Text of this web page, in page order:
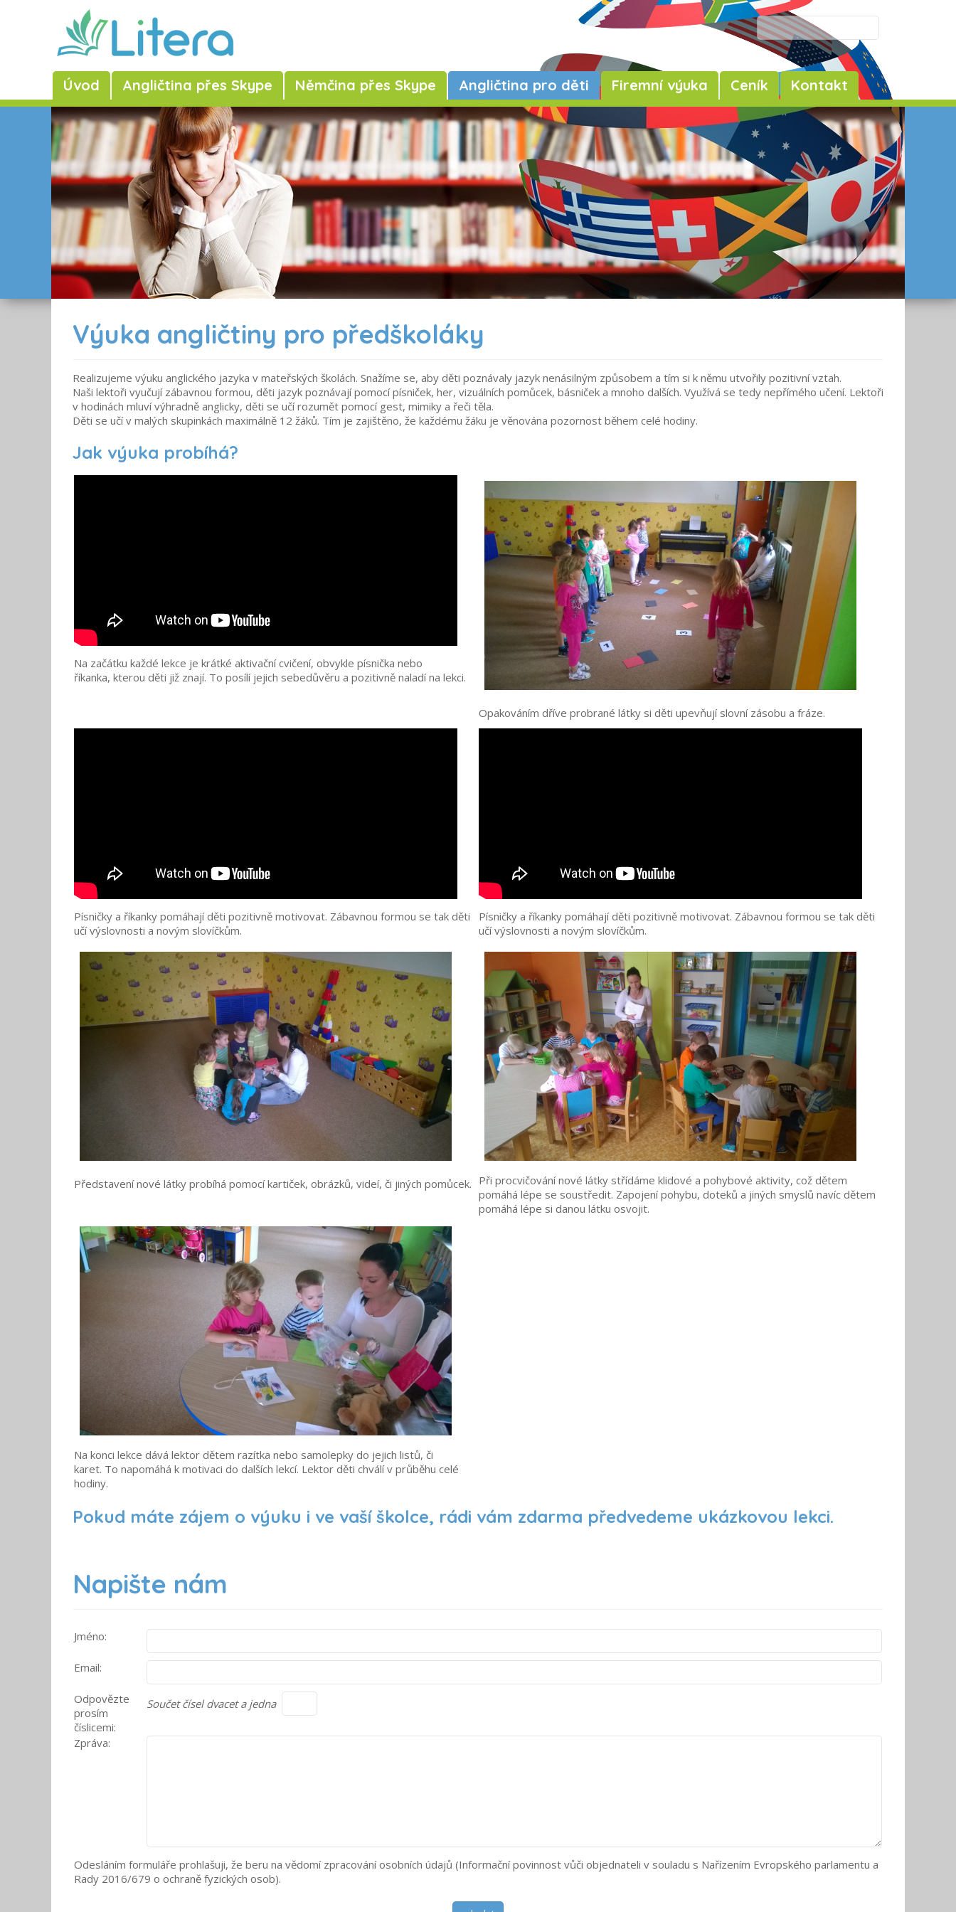
Úvod Angličtina přes Skype Němčina přes Skype Angličtina pro děti Firemní výuka Ceník Kontakt
Výuka angličtiny pro předškoláky
Realizujeme výuku anglického jazyka v mateřských školách. Snažíme se, aby děti poznávaly jazyk nenásilným způsobem a tím si k němu utvořily pozitivní vztah.
Naši lektoři vyučují zábavnou formou, děti jazyk poznávají pomocí písniček, her, vizuálních pomůcek, básniček a mnoho dalších. Využívá se tedy nepřímého učení. Lektoři
v hodinách mluví výhradně anglicky, děti se učí rozumět pomocí gest, mimiky a řeči těla.
Děti se učí v malých skupinkách maximálně 12 žáků. Tím je zajištěno, že každému žáku je věnována pozornost během celé hodiny.
Jak výuka probíhá?
Na začátku každé lekce je krátké aktivační cvičení, obvykle písnička nebo
říkanka, kterou děti již znají. To posílí jejich sebedůvěru a pozitivně naladí na lekci.
Opakováním dříve probrané látky si děti upevňují slovní zásobu a fráze.
Písničky a říkanky pomáhají děti pozitivně motivovat. Zábavnou formou se tak děti
učívýslovnosti a novým slovíčkům.
Písničky a říkanky pomáhají děti pozitivně motivovat. Zábavnou formou se tak děti
učívýslovnosti a novým slovíčkům.
Představení nové látky probíhá pomocí kartiček, obrázků, videí, či jiných pomůcek. Při procvičování nové látky střídáme klidové a pohybové aktivity, což dětem
pomáhá lépe se soustředit. Zapojení pohybu, doteků a jiných smyslů navíc dětem
pomáhá lépe si danou látku osvojit.
Na konci lekce dává lektor dětem razítka nebo samolepky do jejich listů, či
karet. To napomáhá k motivaci do dalších lekcí. Lektor děti chválí v průběhu celé
hodiny.
Pokud máte zájem o výuku i ve vaší školce, rádi vám zdarma předvedeme ukázkovou lekci.
Napište nám
Jméno:
Email:
Odpovězte
prosím
číslicemi:
Součet čísel dvacet a jedna
Zpráva:
Odesláním formuláře prohlašuji, že beru na vědomí zpracování osobních údajů (Informační povinnost vůči objednateli v souladu s Nařízením Evropského parlamentu a
Rady 2016/679 o ochraně fyzických osob).